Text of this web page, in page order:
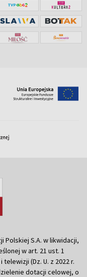
Polskiej S.A. w likwidacji,
w art. 21 ust. 1
(Dz. U. z 2022 r.
dotacji celowej, o